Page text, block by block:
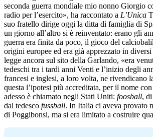
seconda guerra mondiale mio nonno Giorgio
radio per l’esercito», ha raccontato a L’Unica
suo fratello dirige oggi la ditta di famiglia di
un giorno all’altro si è reinventato: erano gli
guerra era finita da poco, il gioco del
origini europee ed era già apprezzato in diversi
legge ancora sul sito della Garlando, «era
tedeschi tra i tardi anni Venti e l’inizio degli
francesi e inglesi, a loro volta, ne rivendicano
questa l’ipotesi più accreditata, per il nome
adesso è chiamato negli Stati Uniti: foosball,
dal tedesco fussball. In Italia ci aveva provato
di Poggibonsi, ma si era limitato a costruire